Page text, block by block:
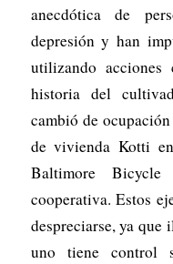
anecdótica de
depresión y han
utilizando
historia del
cambió de
de vivienda Kotti
Baltimore
cooperativa. Estos
despreciarse, ya
uno tiene control